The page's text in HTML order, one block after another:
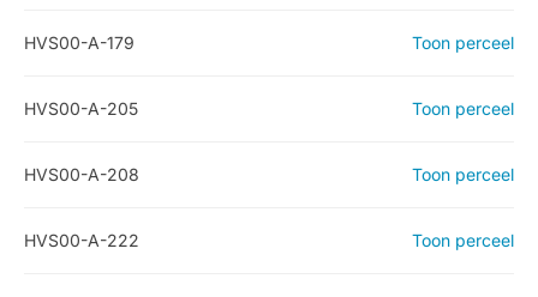
HVS00-A-179 Toon perceel
HVS00-A-205 Toon perceel
HVS00-A-208 Toon perceel
HVS00-A-222 Toon perceel